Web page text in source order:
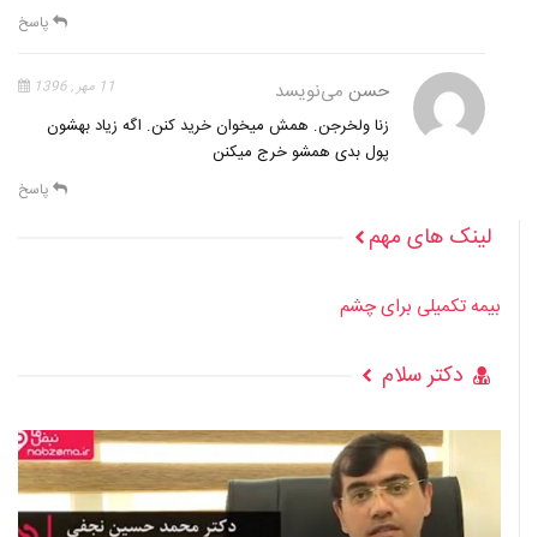
پاسخ
حسن می‌نویسد 11 مهر , 1396
زنا ولخرجن. همش میخوان خرید کنن. اگه زیاد بهشون
پول بدی همشو خرج میکنن
پاسخ
لینک های مهم
بیمه تکمیلی برای چشم
دکتر سلام